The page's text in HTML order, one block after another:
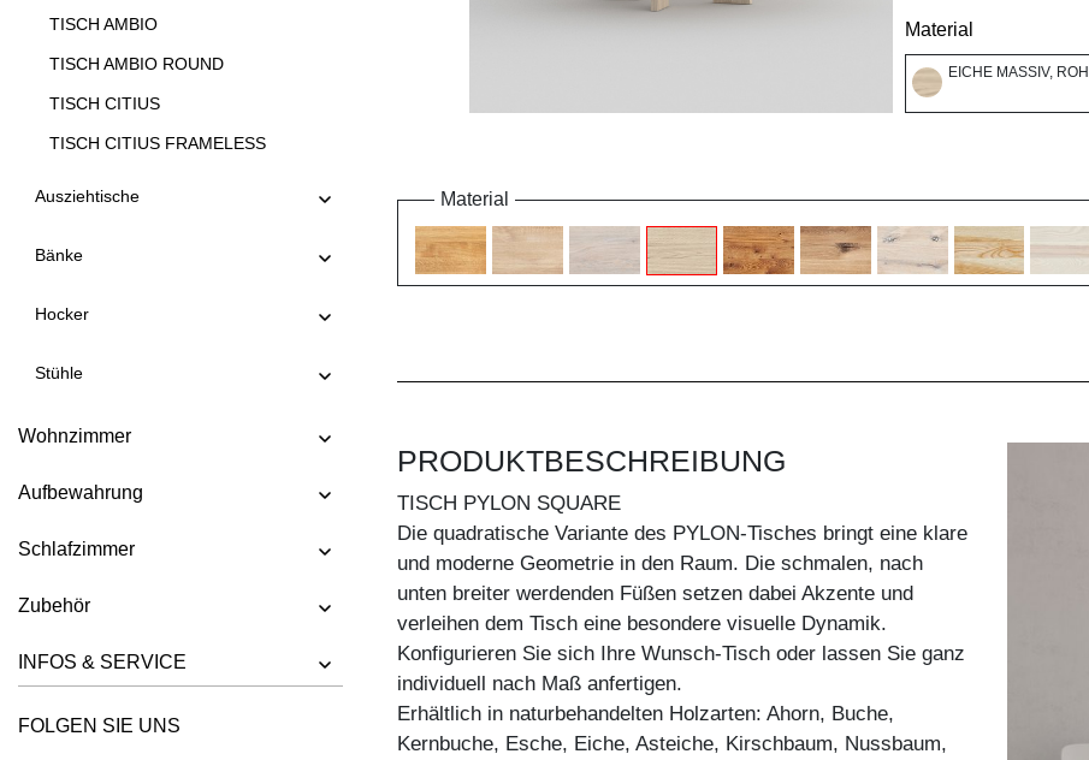
TISCH AMBIO
TISCH AMBIO ROUND
TISCH CITIUS
TISCH CITIUS FRAMELESS
TISCH CONVERTO
TISCH CUBUS 3 B10X10
TISCH DUCK
TISCH DUCK OVAL
TISCH FORTE 3 B7X7
TISCH FORTE 4 B9X9
Ausziehtische
Bänke
Hocker
Stühle
Wohnzimmer
Aufbewahrung
Schlafzimmer
Zubehör
INFOS & SERVICE
FOLGEN SIE UNS
Material
EICHE MASSIV, ROH
Material
PRODUKTBESCHREIBUNG
TISCH PYLON SQUARE
Die quadratische Variante des PYLON-Tisches bringt eine klare
und moderne Geometrie in den Raum. Die schmalen, nach
unten breiter werdenden Füßen setzen dabei Akzente und
verleihen dem Tisch eine besondere visuelle Dynamik.
Konfigurieren Sie sich Ihre Wunsch-Tisch oder lassen Sie ganz
individuell nach Maß anfertigen.
Erhältlich in naturbehandelten Holzarten: Ahorn, Buche,
Kernbuche, Esche, Eiche, Asteiche, Kirschbaum, Nussbaum,